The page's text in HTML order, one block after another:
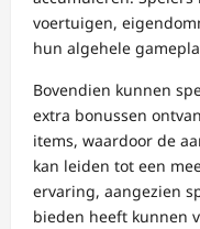
voertuigen,
hun algehele
Bovendien kunnen
extra bonussen
items, waardoor de
kan leiden tot een
ervaring, aangezien
bieden heeft kunnen